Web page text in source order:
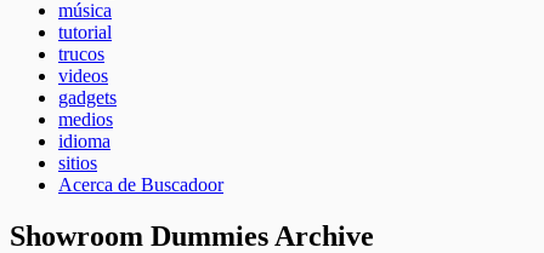
música
tutorial
trucos
videos
gadgets
medios
idioma
sitios
Acerca de Buscadoor
Showroom Dummies Archive